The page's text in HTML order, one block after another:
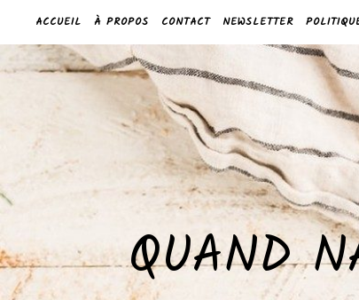
ACCUEIL À PROPOS CONTACT NEWSLETTER
QUAND